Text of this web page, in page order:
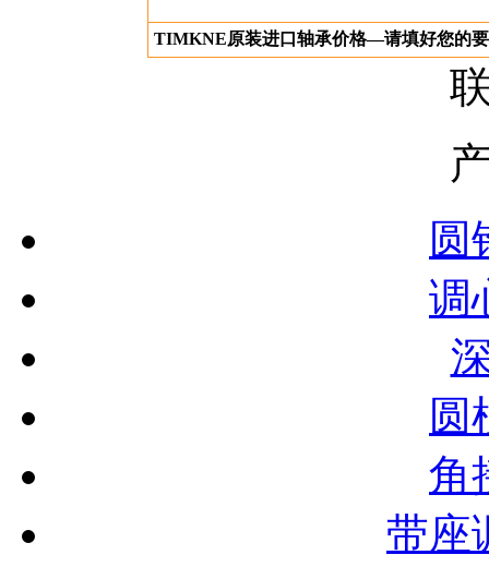
TIMKNE原装进口轴承价格—请填好您的
圆
调
圆
角
带座